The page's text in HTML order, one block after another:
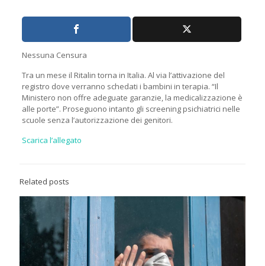
Nessuna Censura
Tra un mese il Ritalin torna in Italia. Al via l’attivazione del
registro dove verranno schedati i bambini in terapia. “Il
Ministero non offre adeguate garanzie, la medicalizzazione è
alle porte”. Proseguono intanto gli screening psichiatrici nelle
scuole senza l’autorizzazione dei genitori.
Scarica l’allegato
Related posts